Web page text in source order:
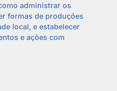
administrar os
formas de produções
local, e estabelecer
e ações com